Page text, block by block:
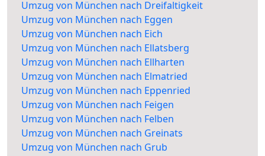
Umzug von München nach Dreifaltigkeit
Umzug von München nach Eggen
Umzug von München nach Eich
Umzug von München nach Ellatsberg
Umzug von München nach Ellharten
Umzug von München nach Elmatried
Umzug von München nach Eppenried
Umzug von München nach Feigen
Umzug von München nach Felben
Umzug von München nach Greinats
Umzug von München nach Grub